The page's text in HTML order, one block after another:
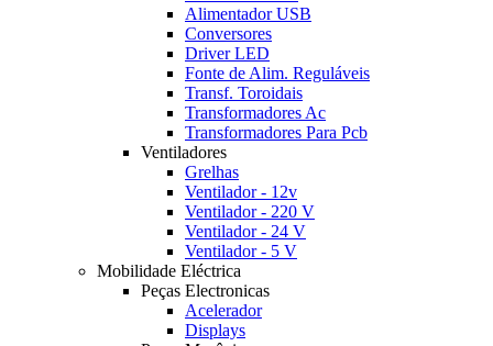
Alimentador USB
Conversores
Driver LED
Fonte de Alim. Reguláveis
Transf. Toroidais
Transformadores Ac
Transformadores Para Pcb
Ventiladores
Grelhas
Ventilador - 12v
Ventilador - 220 V
Ventilador - 24 V
Ventilador - 5 V
Mobilidade Eléctrica
Peças Electronicas
Acelerador
Displays